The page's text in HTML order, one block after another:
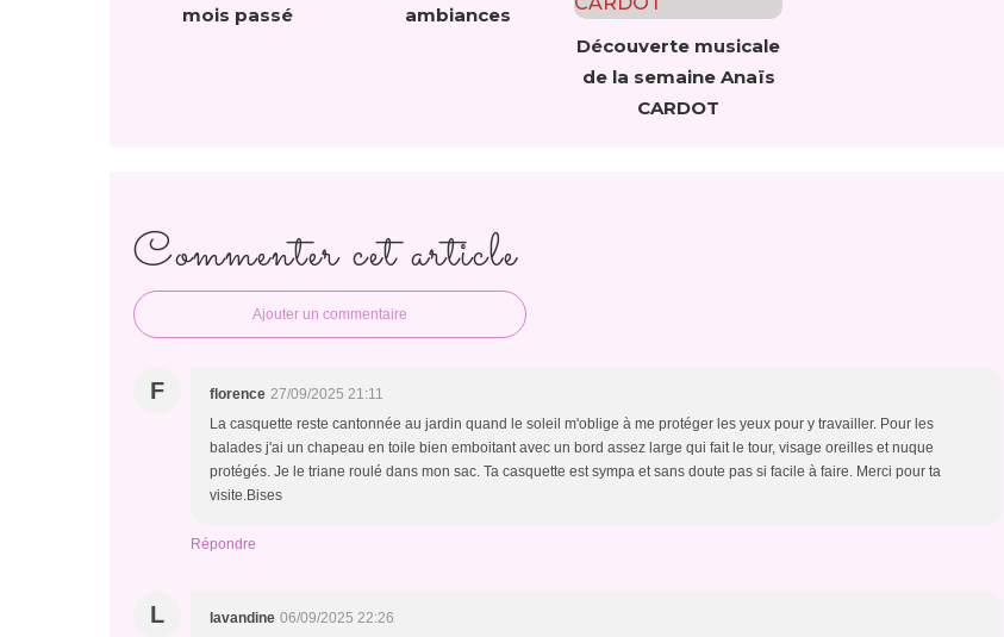
mois passé
ambiances
Découverte musicale
de la semaine Anaïs
CARDOT
Commenter cet article
Ajouter un commentaire
F florence 27/09/2025 21:11
La casquette reste cantonnée au jardin quand le soleil m'oblige à me protéger les yeux pour y travailler. Pour les
balades j'ai un chapeau en toile bien emboitant avec un bord assez large qui fait le tour, visage oreilles et nuque
protégés. Je le triane roulé dans mon sac. Ta casquette est sympa et sans doute pas si facile à faire. Merci pour ta
visite.Bises
Répondre
L lavandine 06/09/2025 22:26